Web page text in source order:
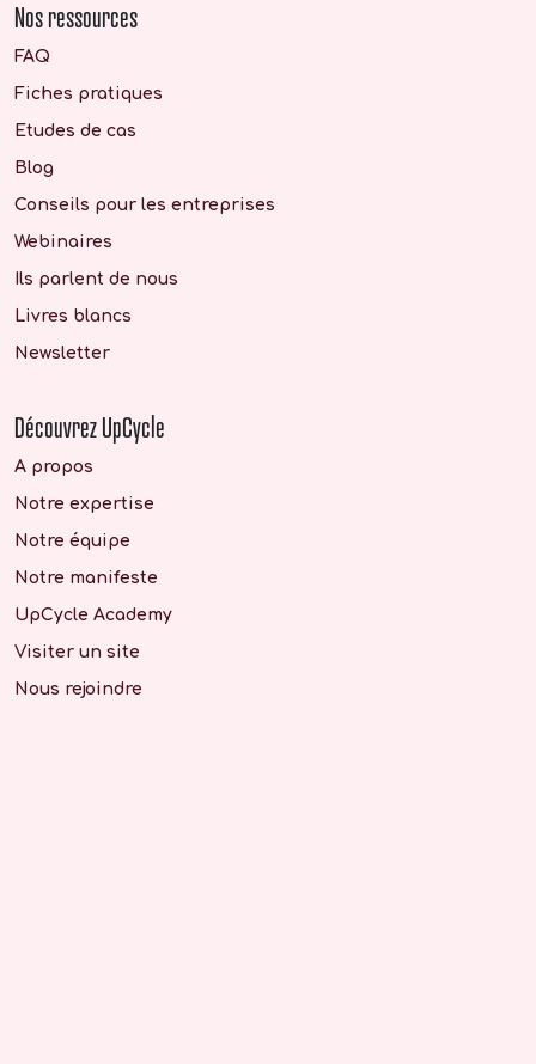
Nos ressources
FAQ
Fiches pratiques
Etudes de cas
Blog
Conseils pour les entreprises
Webinaires
Ils parlent de nous
Livres blancs
Newsletter
Découvrez UpCycle
A propos
Notre expertise
Notre équipe
Notre manifeste
UpCycle Academy
Visiter un site
Nous rejoindre